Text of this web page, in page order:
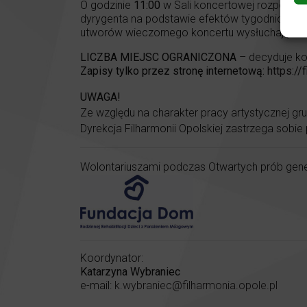
O godzinie 11:00 w Sali koncertowej
dyrygenta na podstawie efektów tygodniowej
utworów wieczornego koncertu wysłuchają
LICZBA MIEJSC OGRANICZONA – decyduje
Zapisy tylko przez stronę internetową: https://
UWAGA!
Ze względu na charakter pracy artystycznej
Dyrekcja Filharmonii Opolskiej zastrzega
Wolontariuszami podczas Otwartych prób
Koordynator:
Katarzyna Wybraniec
e-mail: k.wybraniec@filharmonia.opole.pl